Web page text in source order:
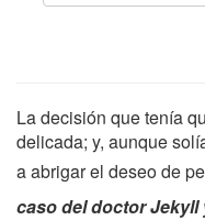
La decisión que tenía
delicada; y, aunque
a abrigar el deseo de
caso del doctor Jekyll